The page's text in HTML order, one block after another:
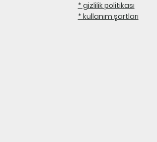
* gizlilik politikası
* kullanım şartları